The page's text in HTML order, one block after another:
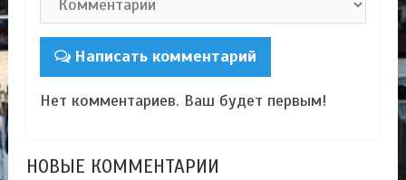
Написать комментарий
Нет комментариев. Ваш будет первым!
НОВЫЕ КОММЕНТАРИИ